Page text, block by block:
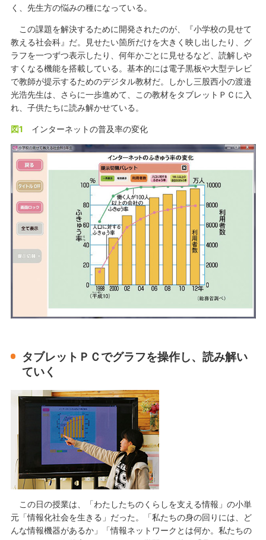
く、先生方の悩みの種になっている。
この課題を解決するために開発されたのが、『小学校の見せて
教える社会科』だ。見せたい箇所だけを大きく映し出したり、グ
ラフを一つずつ表示したり、何年かごとに見せるなど、読解しや
すくなる機能を搭載している。基本的には電子黒板や大型テレビ
で教師が提示するためのデジタル教材だ。しかし三股西小の渡邉
光浩先生は、さらに一歩進めて、この教材をタブレットＰＣに入
れ、子供たちに読み解かせている。
図1 インターネットの普及率の変化
タブレットＰＣでグラフを操作し、読み解い
ていく
この日の授業は、「わたしたちのくらしを支える情報」の小単
元「情報化社会を生きる」だった。「私たちの身の回りには、ど
んな情報機器があるか」「情報ネットワークとは何か。私たちの